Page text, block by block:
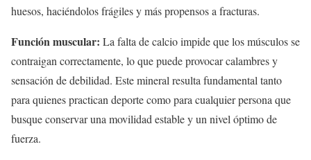
huesos, haciéndolos frágiles y más propensos a fracturas.
Función muscular: La falta de calcio impide que los músculos se
contraigan correctamente, lo que puede provocar calambres y
sensación de debilidad. Este mineral resulta fundamental tanto
para quienes practican deporte como para cualquier persona que
busque conservar una movilidad estable y un nivel óptimo de
fuerza.